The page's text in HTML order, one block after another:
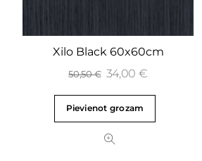
Xilo Black 60x60cm
50,50€ 34,00 €
Pievienot grozam